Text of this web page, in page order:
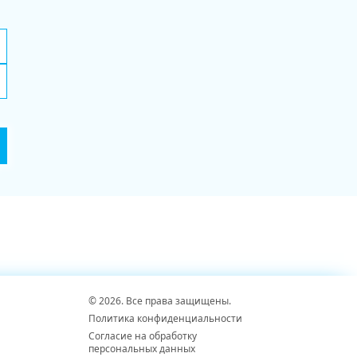
© 2026. Все права защищены.
Политика конфиденциальности
Согласие на обработку
персональных данных